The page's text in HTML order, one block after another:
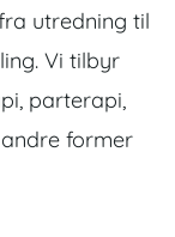
utredning til
Vi tilbyr
parterapi,
former